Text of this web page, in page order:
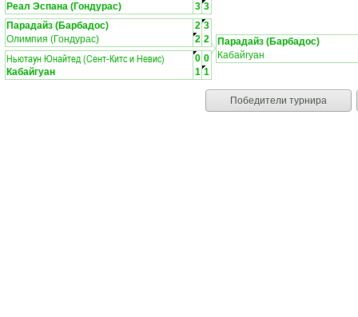
Реал Эспана (Гондурас)
3 3
Парадайз (Барбадос) 2 3
Олимпия (Гондурас)
2 2
Ньютаун Юнайтед (Сент-Китс и Невис) 0 0
Кабайгуан
1 1
Парадайз (Барбадос)
Кабайгуан
Победители турнира